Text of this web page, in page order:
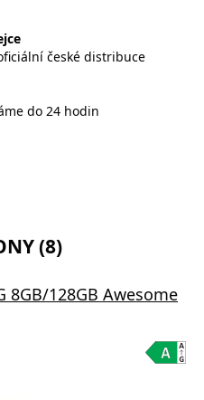
české distribuce
do 24 hodin
(8)
8GB/128GB Awesome